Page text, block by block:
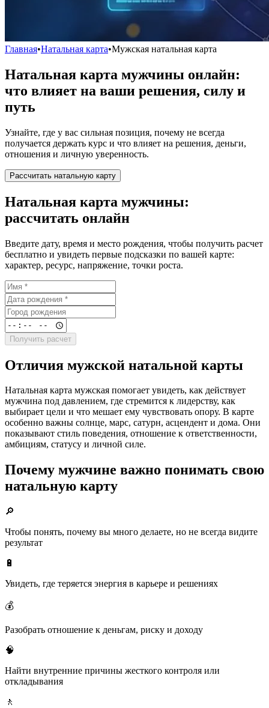
Главная•Натальная карта•Мужская натальная карта
Натальная карта мужчины онлайн:
что влияет на ваши решения, силу и
путь
Узнайте, где у вас сильная позиция, почему не всегда
получается держать курс и что влияет на решения, деньги,
отношения и личную уверенность.
Рассчитать натальную карту
Натальная карта мужчины:
рассчитать онлайн
Введите дату, время и место рождения, чтобы получить расчет
бесплатно и увидеть первые подсказки по вашей карте:
характер, ресурс, напряжение, точки роста.
Получить расчет
Отличия мужской натальной карты
Натальная карта мужская помогает увидеть, как действует
мужчина под давлением, где стремится к лидерству, как
выбирает цели и что мешает ему чувствовать опору. В карте
особенно важны солнце, марс, сатурн, асцендент и дома. Они
показывают стиль поведения, отношение к ответственности,
амбициям, статусу и личной силе.
Почему мужчине важно понимать свою
натальную карту
🔎
Чтобы понять, почему вы много делаете, но не всегда видите
результат
🔋
Увидеть, где теряется энергия в карьере и решениях
💰
Разобрать отношение к деньгам, риску и доходу
🧠
Найти внутренние причины жесткого контроля или
откладывания
🚶